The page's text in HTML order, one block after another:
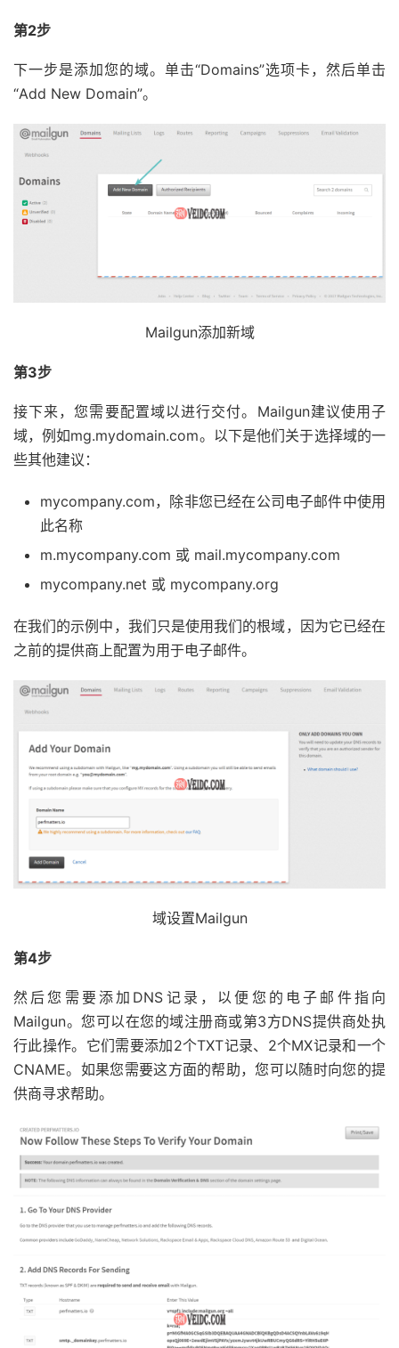
第2步
下一步是添加您的域。单击“Domains”选项卡，然后单击
“Add New Domain”。
Mailgun添加新域
第3步
接下来，您需要配置域以进行交付。Mailgun建议使用子
域，例如mg.mydomain.com。以下是他们关于选择域的一
些其他建议：
mycompany.com，除非您已经在公司电子邮件中使用
此名称
m.mycompany.com 或 mail.mycompany.com
mycompany.net 或 mycompany.org
在我们的示例中，我们只是使用我们的根域，因为它已经在
之前的提供商上配置为用于电子邮件。
域设置Mailgun
第4步
然后您需要添加DNS记录，以便您的电子邮件指向
Mailgun。您可以在您的域注册商或第3方DNS提供商处执
行此操作。它们需要添加2个TXT记录、2个MX记录和一个
CNAME。如果您需要这方面的帮助，您可以随时向您的提
供商寻求帮助。